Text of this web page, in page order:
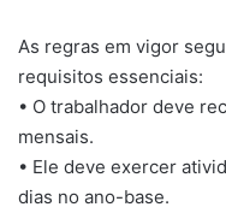
As regras em vigor
requisitos essenciais:
• O trabalhador deve
mensais.
• Ele deve exercer
dias no ano-base.